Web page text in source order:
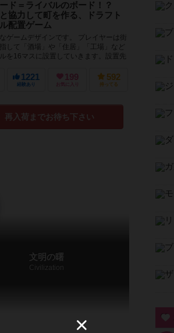
ド＝ライバルのボード！？
協力して町を作る、ドラフト
配置ゲーム
ゲームデザインです。 プレイヤーは街
して「酒場」や「住居」「工場」など
を16マスに設置していきます。設置先
1221
経験あり
199
お気に入り
592
持ってる
再入荷までお待ち下さい
文明の曙
Civilization